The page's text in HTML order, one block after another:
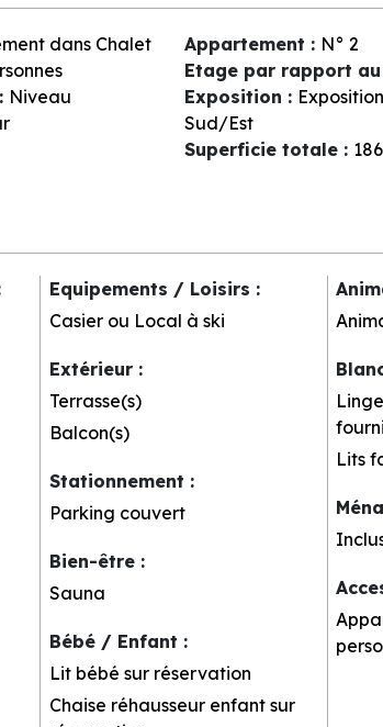
dans Chalet Appartement : N° 2
Etage par rapport
: Niveau
Exposition :
Sud/Est
Superficie totale : 186
Equipements / Loisirs :
Casier ou Local à ski
Extérieur :
Terrasse(s)
Balcon(s)
Stationnement :
Parking couvert
Bien-être :
Sauna
Bébé / Enfant :
Lit bébé sur réservation
Chaise réhausseur enfant sur
Lits